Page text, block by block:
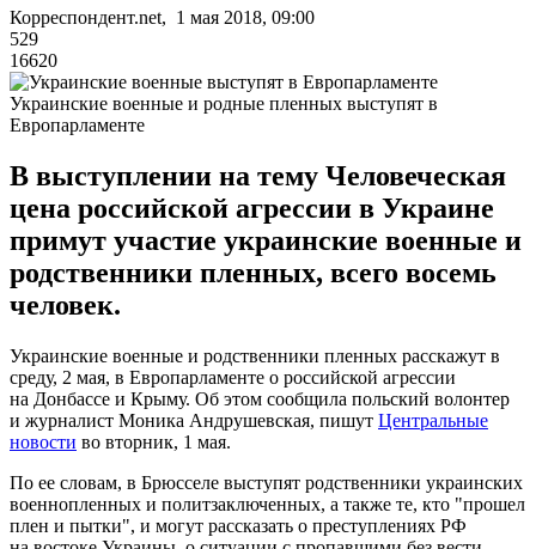
Корреспондент.net, 1 мая 2018, 09:00
529
16620
Украинские военные и родные пленных выступят в
Европарламенте
В выступлении на тему Человеческая
цена российской агрессии в Украине
примут участие украинские военные и
родственники пленных, всего восемь
человек.
Украинские военные и родственники пленных расскажут в
среду, 2 мая, в Европарламенте о российской агрессии
на Донбассе и Крыму. Об этом сообщила польский волонтер
и журналист Моника Андрушевская, пишут Центральные
новости во вторник, 1 мая.
По ее словам, в Брюсселе выступят родственники украинских
военнопленных и политзаключенных, а также те, кто "прошел
плен и пытки", и могут рассказать о преступлениях РФ